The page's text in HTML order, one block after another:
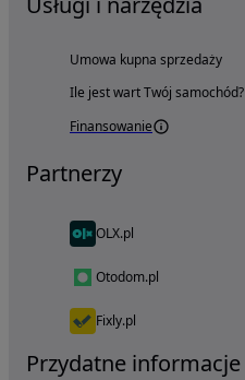
Umowa kupna sprzedaży
Ile jest wart Twój samochód?
Finansowanie
Partnerzy
OLX.pl
Otodom.pl
Fixly.pl
Przydatne informacje